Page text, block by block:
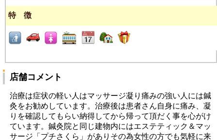
特 徴
店舗コメント
治療は症状の軽い人はマッサージ凝り痛みの強い人には鍼
灸をお勧めしています。治療後は患者さん自身に痛み、凝
りを確認してもらい納得してから帰って頂だく事を心がけ
ています。鍼灸院と同じ建物内にはエステティック＆マッ
サージ「プチさくら」がありその為女性の方でも気軽に来